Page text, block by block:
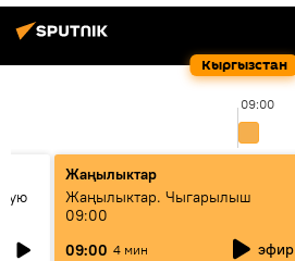
Кыргызстан
09:00
Жаңылыктар
Жаңылыктар. Чыгарылыш
09:00
09:00 4 мин эфир